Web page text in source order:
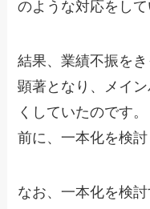
のような対応をして
結果、業績不振を
顕著となり、メイ
くしていたのです
前に、一本化を検
なお、一本化を検